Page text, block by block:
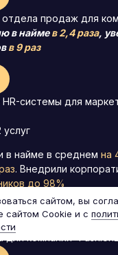
продаж для
в наймев 2,4 раза,
в 9 раз
системы для
в найме в среднем на
. Внедрили
до 98%
компании
сайтом, вы
сайтом Cookie и с